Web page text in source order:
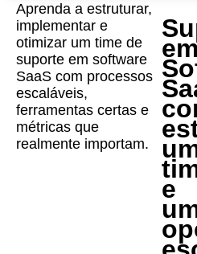
Aprenda a estruturar,
implementar e
otimizar um time de
suporte em software
SaaS com processos
escaláveis,
ferramentas certas e
métricas que
realmente importam.
e